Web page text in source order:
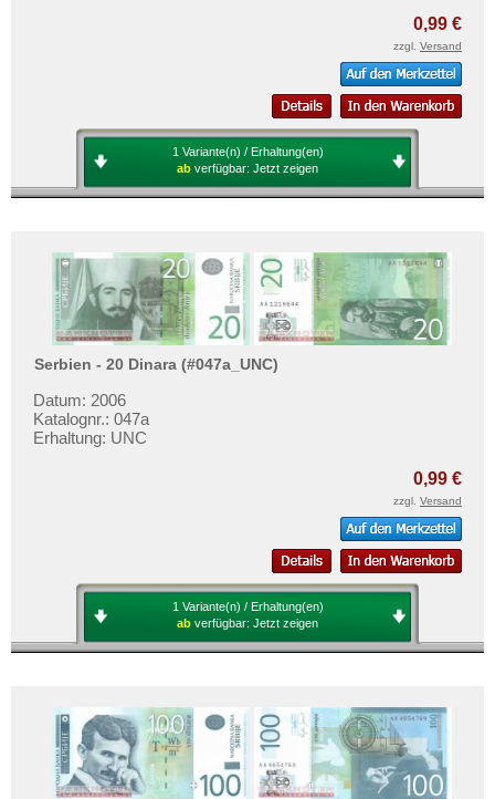
0,99 €
zzgl. Versand
1 Variante(n) / Erhaltung(en)
ab verfügbar: Jetzt zeigen
Serbien - 20 Dinara (#047a_UNC)
Datum: 2006
Katalognr.: 047a
Erhaltung: UNC
0,99 €
zzgl. Versand
1 Variante(n) / Erhaltung(en)
ab verfügbar: Jetzt zeigen